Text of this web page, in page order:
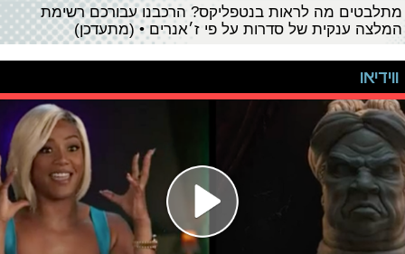
מתלבטים מה לראות בנטפליקס? הרכבנו עבורכם רשימת
המלצה ענקית של סדרות על פי ז׳אנרים • (מתעדכן)
ווידיאו